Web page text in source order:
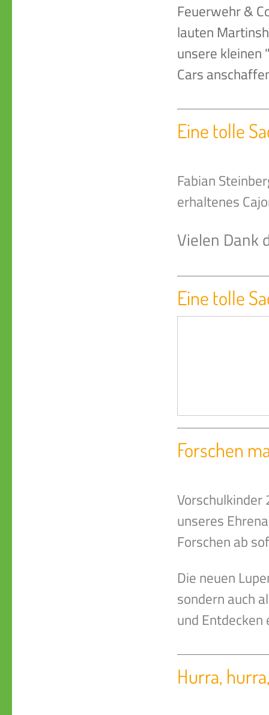
Feuerwehr &
lauten
unsere kleinen
Cars
Eine tolle
Fabian
erhaltenes
Vielen Dank
Eine tolle
Forschen
unseres
Forschen ab
Die neuen
sondern auch
und Entdecken
Hurra,